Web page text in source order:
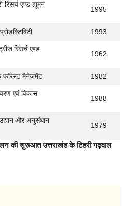
एण्ड ह्यूमन
1995
1993
रिसर्च एण्ड
1962
फॉरेस्ट मैनेजमेंट 1982
एवं विकास
1988
और अनुसंधान
1979
की शुरूआत उत्तराखंड के टिहरी गढ़वाल